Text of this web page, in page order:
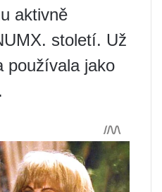
aktivně
století. Už
používala jako